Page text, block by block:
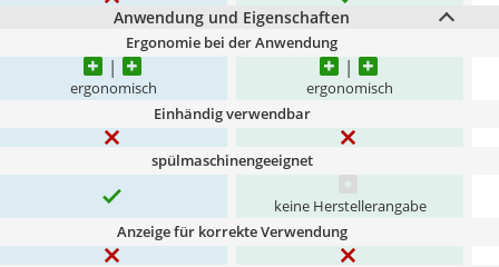
Anwendung und Eigenschaften
Ergonomie bei der Anwendung
ergonomisch ergonomisch
Einhändig verwendbar
spülmaschinengeeignet
keine Herstellerangabe
Anzeige für korrekte Verwendung